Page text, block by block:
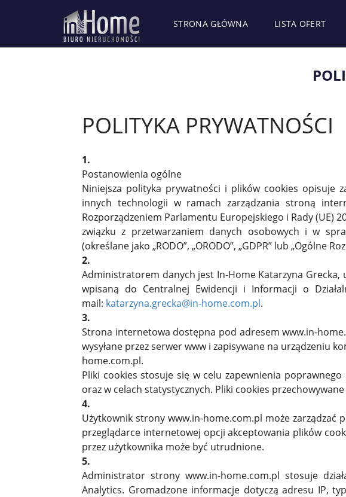
STRONA GŁÓWNA LISTA OFERT
POLITYKA PRYWATNOŚCI
1.
Postanowienia ogólne
Niniejsza polityka prywatności i plików cookies opisuje
innych technologii w ramach zarządzania stroną
Rozporządzeniem Parlamentu Europejskiego i Rady (UE)
związku z przetwarzaniem danych osobowych i w
(określane jako „RODO”, „ORODO”, „GDPR” lub „Ogólne
2.
Administratorem danych jest In-Home Katarzyna Grecka,
wpisaną do Centralnej Ewidencji i Informacji o
mail: katarzyna.grecka@in-home.com.pl.
3.
Strona internetowa dostępna pod adresem www.in-
wysyłane przez serwer www i zapisywane na urządzeniu
home.com.pl.
Pliki cookies stosuje się w celu zapewnienia
oraz w celach statystycznych. Pliki cookies
4.
Użytkownik strony www.in-home.com.pl może zarządzać
przeglądarce internetowej opcji akceptowania plików
przez użytkownika może być utrudnione.
5.
Administrator strony www.in-home.com.pl stosuje
Analytics. Gromadzone informacje dotyczą adresu IP,